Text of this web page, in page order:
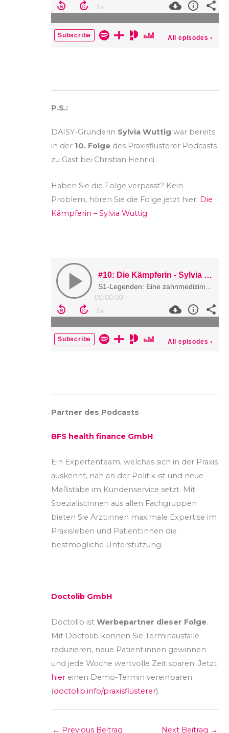
P.S.:
DAISY-Gründerin Sylvia Wuttig war bereits
in der 10. Folge des Praxisflüsterer Podcasts
zu Gast bei Christian Henrici.
Haben Sie die Folge verpasst? Kein
Problem, hören Sie die Folge jetzt hier: Die
Kämpferin – Sylvia Wuttig
Partner des Podcasts
BFS health finance GmbH
Ein Expertenteam, welches sich in der Praxis
auskennt, nah an der Politik ist und neue
Maßstäbe im Kundenservice setzt. Mit
Spezialist:innen aus allen Fachgruppen
bieten Sie Ärzt:innen maximale Expertise im
Praxisleben und Patient:innen die
bestmögliche Unterstützung.
Doctolib GmbH
Doctolib ist Werbepartner dieser Folge.
Mit Doctolib können Sie Terminausfälle
reduzieren, neue Patient:innen gewinnen
und jede Woche wertvolle Zeit sparen. Jetzt
hier einen Demo-Termin vereinbaren
(doctolib.info/praxisflüsterer).
← Previous Beitrag Next Beitrag →